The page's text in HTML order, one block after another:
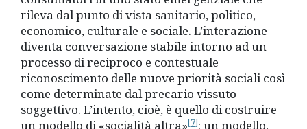
rileva dal punto di vista sanitario, politico,
economico, culturale e sociale. L’interazione
diventa conversazione stabile intorno ad un
processo di reciproco e contestuale
riconoscimento delle nuove priorità sociali così
come determinate dal precario vissuto
soggettivo. L’intento, cioè, è quello di costruire
un modello di «socialità altra»[7]: un modello,